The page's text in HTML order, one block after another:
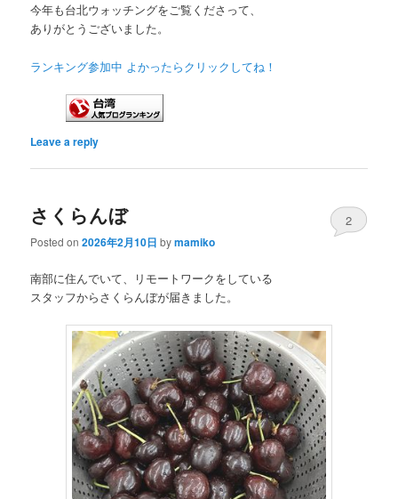
今年も台北ウォッチングをご覧くださって、
ありがとうございました。
ランキング参加中 よかったらクリックしてね！
Leave a reply
さくらんぼ
Posted on2026年2月10日 bymamiko
2
南部に住んでいて、リモートワークをしている
スタッフからさくらんぼが届きました。